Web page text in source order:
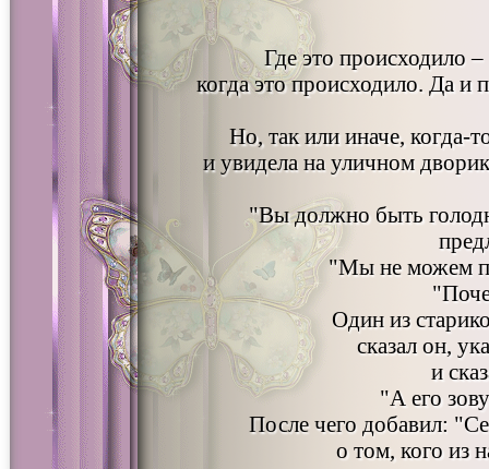
Где это происходило
когда это происходило. Да и
Но, так или иначе, когда-
и увидела на уличном
"Вы должно быть
"Мы не можем
Один из
сказал он,
и
"А его
После чего добавил:
о том, кого из